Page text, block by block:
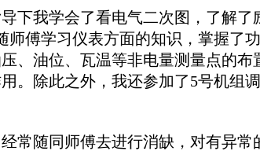
我学会了看电气二次图，了解了
师傅学习仪表方面的知识，掌握了
、油位、瓦温等非电量测量点的
。除此之外，我还参加了5号机组
随同师傅去进行消缺，对有异常